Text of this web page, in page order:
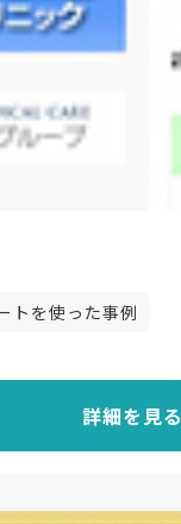
トを使った事例
詳細を見る